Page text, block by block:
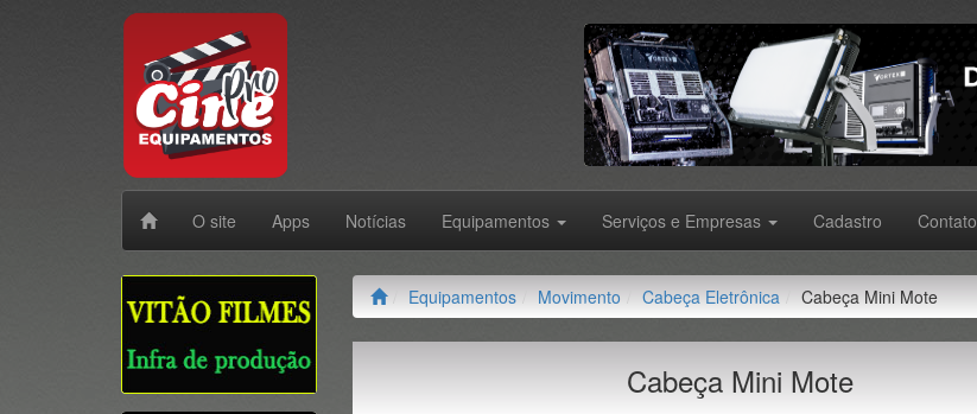
O site Apps Notícias Equipamentos Serviços e Empresas Cadastro Contato
Equipamentos Movimento Cabeça Eletrônica Cabeça Mini Mote
Cabeça Mini Mote